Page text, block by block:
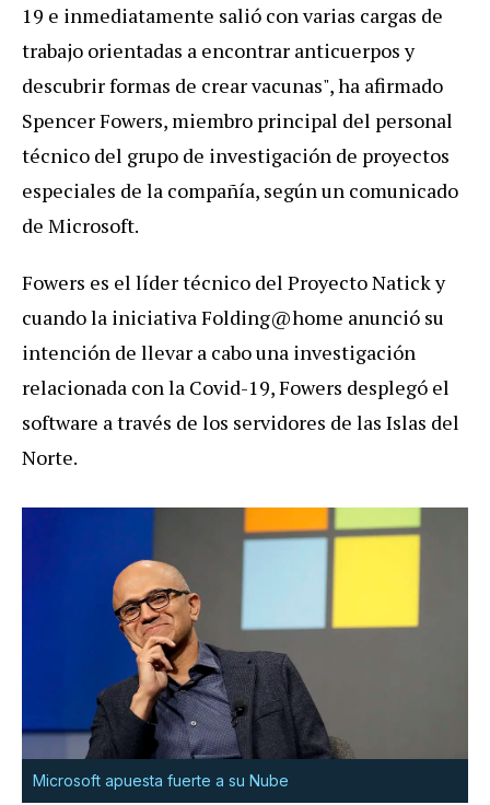
19 e inmediatamente salió con varias cargas de
trabajo orientadas a encontrar anticuerpos y
descubrir formas de crear vacunas", ha afirmado
Spencer Fowers, miembro principal del personal
técnico del grupo de investigación de proyectos
especiales de la compañía, según un comunicado
de Microsoft.
Fowers es el líder técnico del Proyecto Natick y
cuando la iniciativa Folding@home anunció su
intención de llevar a cabo una investigación
relacionada con la Covid-19, Fowers desplegó el
software a través de los servidores de las Islas del
Norte.
Microsoft apuesta fuerte a su Nube